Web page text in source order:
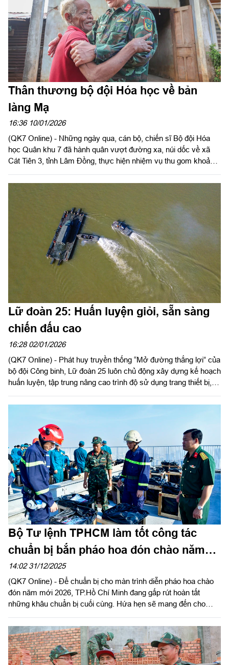
Thân thương bộ đội Hóa học về bản
làng Mạ
16:36 10/01/2026
(QK7 Online) - Những ngày qua, cán bộ, chiến sĩ Bộ đội Hóa
học Quân khu 7 đã hành quân vượt đường xa, núi dốc về xã
Cát Tiên 3, tỉnh Lâm Đồng, thực hiện nhiệm vụ thu gom khoảng
với nhiệm vụ chuyên môn nặng nhọc, nguy hiểm, các anh còn
dân tộc Mạ nhiều hình ảnh đẹp, nghĩa tình quân – dân thắm
Lữ đoàn 25: Huấn luyện giỏi, sẵn sàng
chiến đấu cao
16:28 02/01/2026
(QK7 Online) - Phát huy truyền thống “Mở đường thắng lợi” của
bộ đội Công binh, Lữ đoàn 25 luôn chủ động xây dựng kế hoạch
huấn luyện, tập trung nâng cao trình độ sử dụng trang thiết bị,
nhiệm vụ công binh trong thời bình như: Rà phá bom mìn, vật
hậu quả thiên tai; đảm bảo an toàn các kịp lễ, sự kiện chính trị
trọng đại,… Lữ đoàn đảm bảo lực lượng, phương tiện ở trạng
thái cao nhất, đồng thời rèn luyện bản lĩnh, ý chí cho cán bộ,
chiến sĩ, sẵn sàng cơ động hoàn thành tốt mọi nhiệm vụ.
Bộ Tư lệnh TPHCM làm tốt công tác
chuẩn bị bắn pháo hoa đón chào năm
mới 2026
14:02 31/12/2025
(QK7 Online) - Để chuẩn bị cho màn trình diễn pháo hoa chào
đón năm mới 2026, TP.Hồ Chí Minh đang gấp rút hoàn tất
những khâu chuẩn bị cuối cùng. Hứa hẹn sẽ mang đến cho
cảm xúc trong thời khắc chuyển giao giữa năm cũ và năm mới.
Sáng 31/12, tại các trận địa pháo hoa, Bộ Tư lệnh TPHCM đã
khẩn trương triển khai các giàn pháo hoa. Các công tác được
thực hiện đúng quy trình, tỉ mỉ, bảo đảm an toàn xuyên suốt.